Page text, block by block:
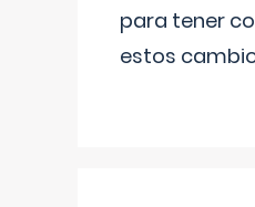
para tener
estos